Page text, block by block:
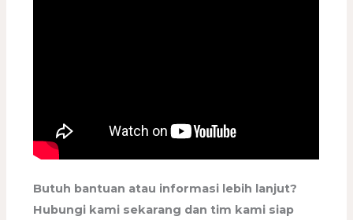
Butuh bantuan atau informasi lebih lanjut?
Hubungi kami sekarang dan tim kami siap